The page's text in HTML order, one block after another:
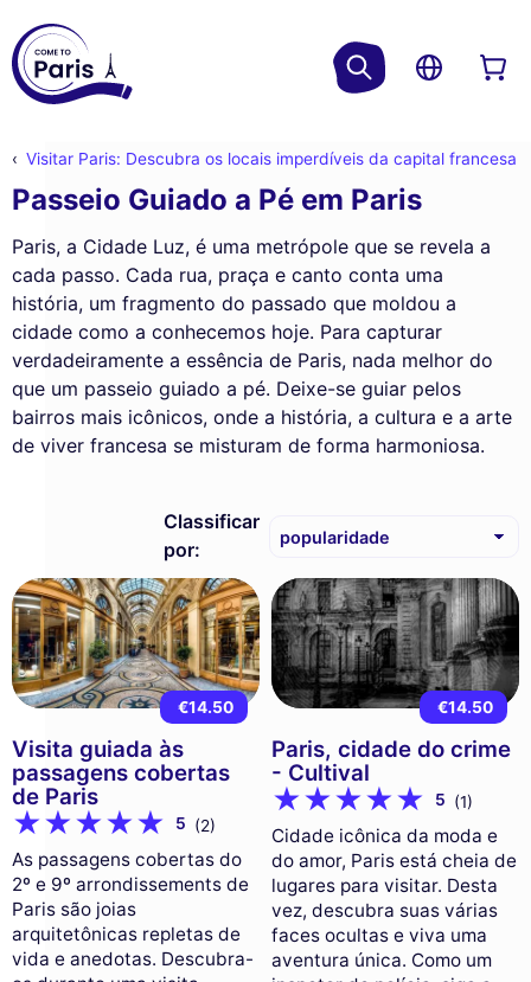
Visitar Paris: Descubra os locais imperdíveis da capital francesa
Passeio Guiado a Pé em Paris
Paris, a Cidade Luz, é uma metrópole que se revela a
cada passo. Cada rua, praça e canto conta uma
história, um fragmento do passado que moldou a
cidade como a conhecemos hoje. Para capturar
verdadeiramente a essência de Paris, nada melhor do
que um passeio guiado a pé. Deixe-se guiar pelos
bairros mais icônicos, onde a história, a cultura e a arte
de viver francesa se misturam de forma harmoniosa.
Classificar
por:
€14.50
Visita guiada às
passagens cobertas
de Paris
5 (2)
As passagens cobertas do
2º e 9º arrondissements de
Paris são joias
arquitetônicas repletas de
vida e anedotas. Descubra-
€14.50
Paris, cidade do crime
- Cultival
5 (1)
Cidade icônica da moda e
do amor, Paris está cheia de
lugares para visitar. Desta
vez, descubra suas várias
faces ocultas e viva uma
aventura única. Como um